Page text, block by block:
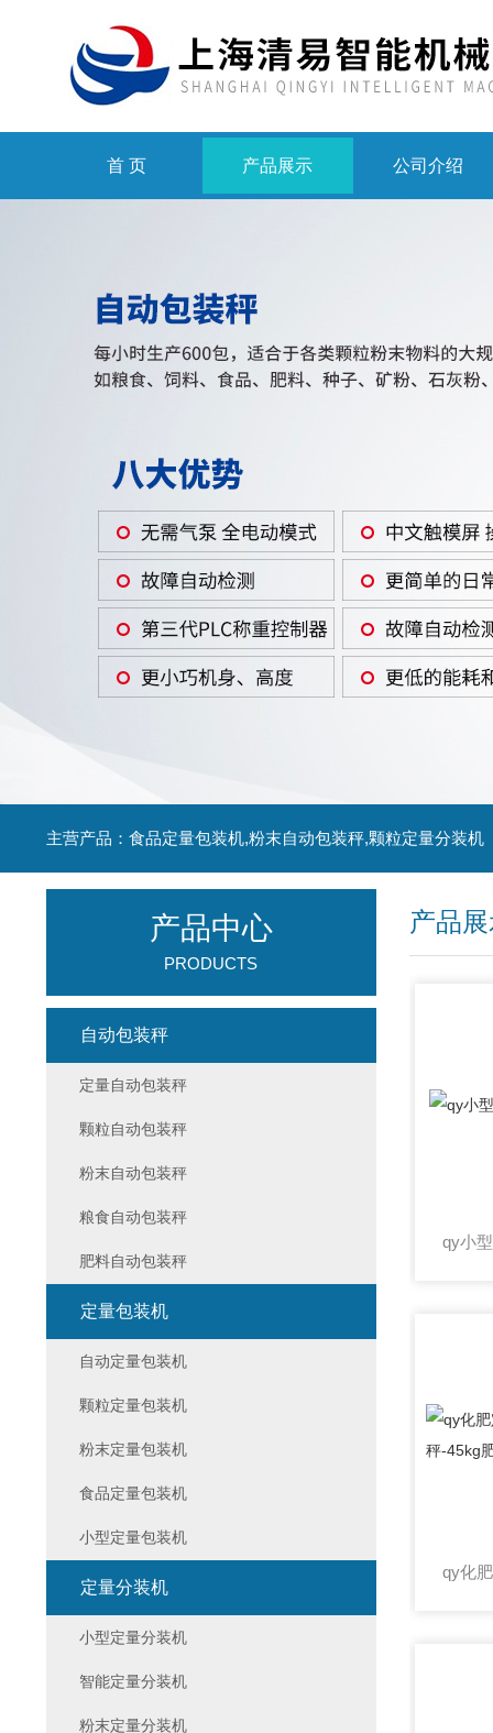
首 页 产品展示 公司介绍
主营产品：食品定量包装机,粉末自动包装秤,颗粒定量分装机
产品
产品中心
PRODUCTS
自动包装秤
定量自动包装秤
颗粒自动包装秤
粉末自动包装秤
粮食自动包装秤
肥料自动包装秤
定量包装机
自动定量包装机
颗粒定量包装机
粉末定量包装机
食品定量包装机
小型定量包装机
定量分装机
小型定量分装机
智能定量分装机
粉末定量分装机